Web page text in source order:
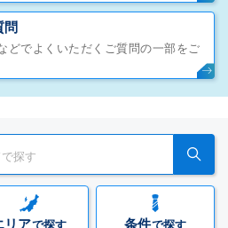
問
どでよくいただくご質問の一部をご
リアで探す 条件で探す